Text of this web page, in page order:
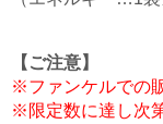
【ご注意】
※ファンケルでの
※限定数に達し次